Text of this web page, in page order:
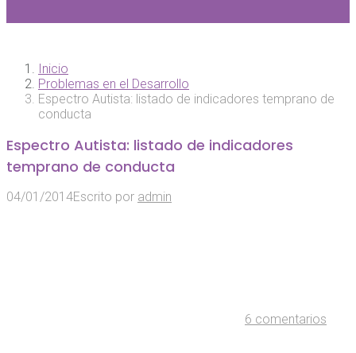
Inicio
Problemas en el Desarrollo
Espectro Autista: listado de indicadores temprano de
conducta
Espectro Autista: listado de indicadores
temprano de conducta
04/01/2014Escrito por admin
6 comentarios